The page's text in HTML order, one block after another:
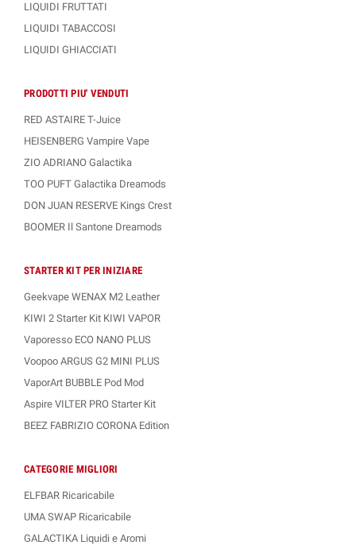
LIQUIDI FRUTTATI
LIQUIDI TABACCOSI
LIQUIDI GHIACCIATI
PRODOTTI PIU' VENDUTI
RED ASTAIRE T-Juice
HEISENBERG Vampire Vape
ZIO ADRIANO Galactika
TOO PUFT Galactika Dreamods
DON JUAN RESERVE Kings Crest
BOOMER Il Santone Dreamods
STARTER KIT PER INIZIARE
Geekvape WENAX M2 Leather
KIWI 2 Starter Kit KIWI VAPOR
Vaporesso ECO NANO PLUS
Voopoo ARGUS G2 MINI PLUS
VaporArt BUBBLE Pod Mod
Aspire VILTER PRO Starter Kit
BEEZ FABRIZIO CORONA Edition
CATEGORIE MIGLIORI
ELFBAR Ricaricabile
UMA SWAP Ricaricabile
GALACTIKA Liquidi e Aromi